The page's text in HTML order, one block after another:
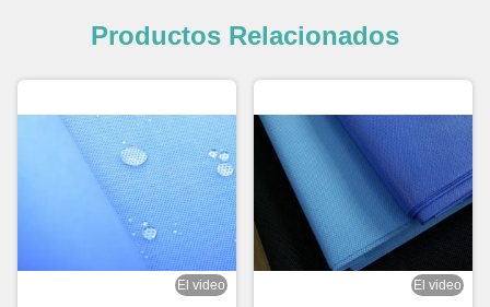
Productos Relacionados
El video El video